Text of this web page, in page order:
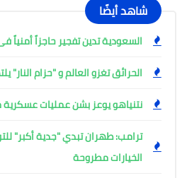
شاهد أيضًا
السعودية تدين تفجير حاجزاً أمنياً
الحرائق تغزو العالم و "حزام
نتنياهو يوعز بشن عمليات
ترامب: طهران تبدي "جدية أكبر"
الخيارات مطروحة